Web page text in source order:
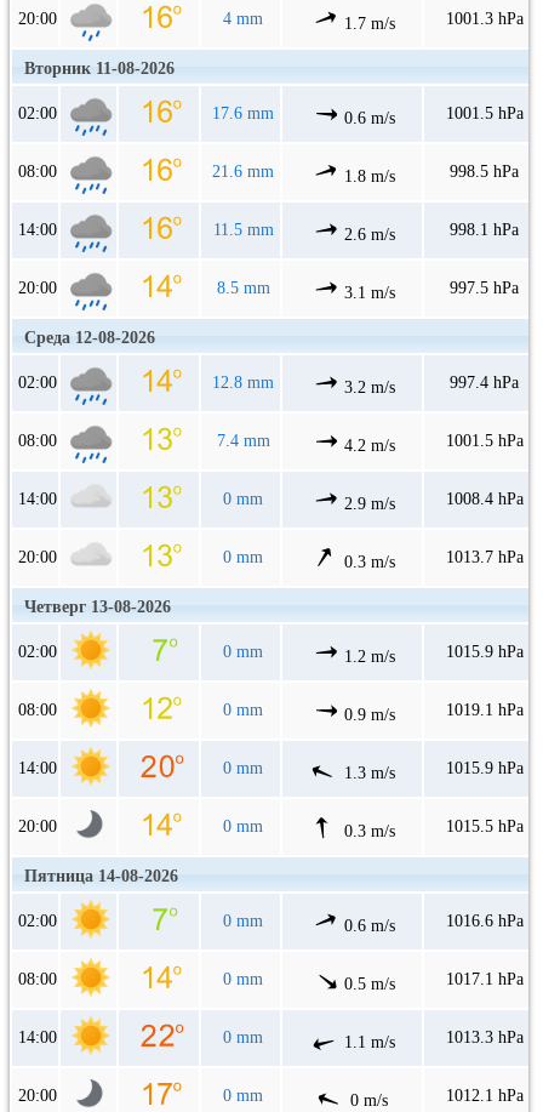
20:00 4 mm 1.7 m/s 1001.3 hPa
Вторник 11-08-2026
02:00 17.6 mm 0.6 m/s 1001.5 hPa
08:00 21.6 mm 1.8 m/s 998.5 hPa
14:00 11.5 mm 2.6 m/s 998.1 hPa
20:00 8.5 mm 3.1 m/s 997.5 hPa
Среда 12-08-2026
02:00 12.8 mm 3.2 m/s 997.4 hPa
08:00 7.4 mm 4.2 m/s 1001.5 hPa
14:00 0 mm 2.9 m/s 1008.4 hPa
20:00 0 mm 0.3 m/s 1013.7 hPa
Четверг 13-08-2026
02:00 0 mm 1.2 m/s 1015.9 hPa
08:00 0 mm 0.9 m/s 1019.1 hPa
14:00 0 mm 1.3 m/s 1015.9 hPa
20:00 0 mm 0.3 m/s 1015.5 hPa
Пятница 14-08-2026
02:00 0 mm 0.6 m/s 1016.6 hPa
08:00 0 mm 0.5 m/s 1017.1 hPa
14:00 0 mm 1.1 m/s 1013.3 hPa
20:00 0 mm 0 m/s 1012.1 hPa